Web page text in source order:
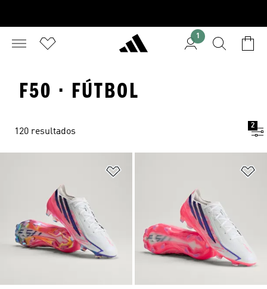
1
F50 · FÚTBOL
120 resultados
2